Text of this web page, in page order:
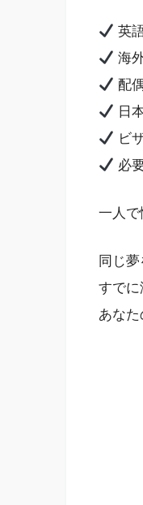
英
海
配
日
ビ
必
一人で
同じ
すで
あなた